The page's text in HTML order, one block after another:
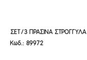
ΣΕΤ/3 ΠΡΑΣΙΝΑ ΣΤΡΟΓΓΥΛΑ
ΚΟΜΜΑΤΙΑ ΒΡΥΑ
ΣΕΤ/3 ΠΡΑΣΙΝΑ ΣΤΡΟΓΓΥΛΑ
ΚΟΜΜΑΤΙΑ ΒΡΥΑ
Κωδ.: 89972